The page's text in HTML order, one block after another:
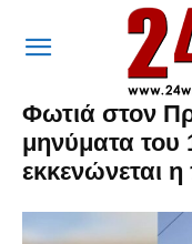
Φωτιά στον
μηνύματα του
εκκενώνεται